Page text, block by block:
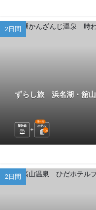
2日間
ずらし旅 浜名湖・舘
新幹線 ホテル
選べる
1 泊
2日間